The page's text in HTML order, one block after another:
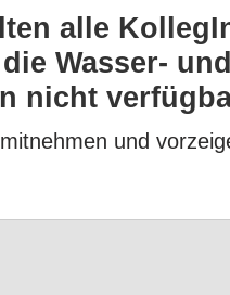
alle
Wasser-
nicht
und